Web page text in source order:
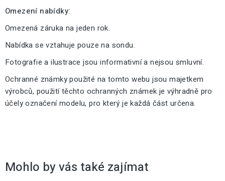
Omezení nabídky:
Omezená záruka na jeden rok.
Nabídka se vztahuje pouze na sondu.
Fotografie a ilustrace jsou informativní a nejsou smluvní.
Ochranné známky použité na tomto webu jsou majetkem
výrobců, použití těchto ochranných známek je výhradně pro
účely označení modelu, pro který je každá část určena.
Mohlo by vás také zajímat